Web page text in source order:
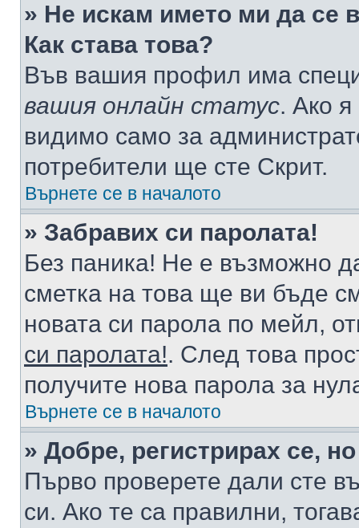
» Не искам името ми да се
Как става това?
Във вашия профил има
вашия онлайн статус. Ако
видимо само за
потребители ще сте Скрит.
Върнете се в началото
» Забравих си паролата!
Без паника! Не е възможно
сметка на това ще ви бъде
новата си парола по мейл,
си паролата!. След това
получите нова парола за
Върнете се в началото
» Добре, регистрирах се,
Първо проверете дали сте
си. Ако те са правилни,